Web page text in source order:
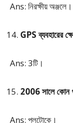
Ans: নিরক্ষীয় অঞ্জলে।
GPS ব্যবহারের
Ans: 3টি।
2006 সালে কোন
Ans: প্লুটোকে।